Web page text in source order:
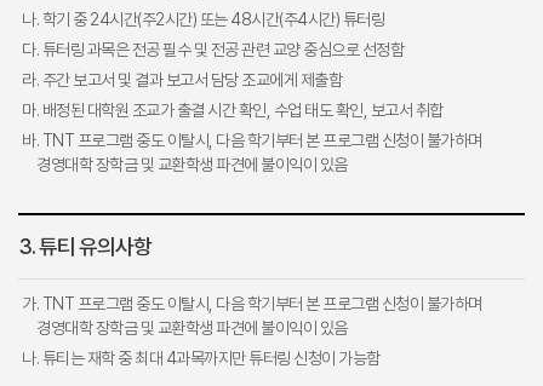
나. 학기 중 24시간(주2시간) 또는 48시간(주4시간) 튜터링
다. 튜터링 과목은 전공 필수 및 전공 관련 교양 중심으로 선정함
라. 주간 보고서 및 결과 보고서 담당 조교에게 제출함
마. 배정된 대학원 조교가 출결 시간 확인, 수업 태도 확인, 보고서 취합
바. TNT 프로그램 중도 이탈시, 다음 학기부터 본 프로그램 신청이 불가하며
경영대학 장학금 및 교환학생 파견에 불이익이 있음
3. 튜티 유의사항
가. TNT 프로그램 중도 이탈시, 다음 학기부터 본 프로그램 신청이 불가하며
경영대학 장학금 및 교환학생 파견에 불이익이 있음
나. 튜티는 재학 중 최대 4과목까지만 튜터링 신청이 가능함